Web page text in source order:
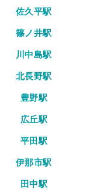
佐久平駅
篠ノ井駅
川中島駅
北長野駅
豊野駅
広丘駅
平田駅
伊那市駅
田中駅